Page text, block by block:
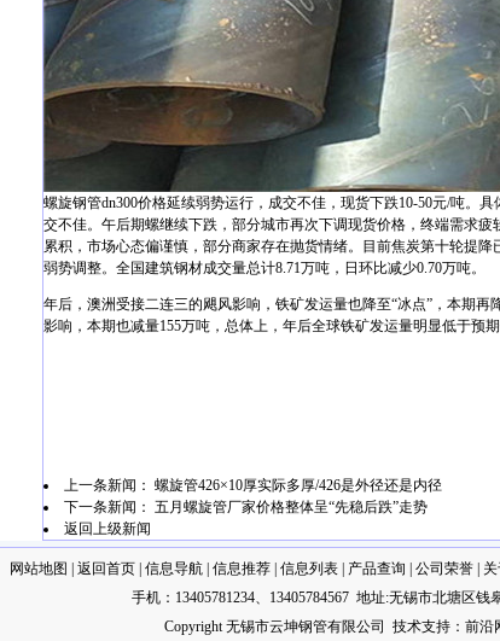
螺旋钢管dn300价格延续弱势运行，成交不佳，现货下跌10-50元/吨。
交不佳。午后期螺继续下跌，部分城市再次下调现货价格，终端需求
累积，市场心态偏谨慎，部分商家存在抛货情绪。目前焦炭第十轮提
弱势调整。全国建筑钢材成交量总计8.71万吨，日环比减少0.70万吨。
年后，澳洲受接二连三的飓风影响，铁矿发运量也降至“冰点”，本期
影响，本期也减量155万吨，总体上，年后全球铁矿发运量明显低于预
上一条新闻： 螺旋管426×10厚实际多厚/426是外径还是内径
下一条新闻： 五月螺旋管厂家价格整体呈“先稳后跌”走势
返回上级新闻
网站地图 返回首页 信息导航 信息推荐 信息列表 产品查询 公司荣誉
手机：13405781234、13405784567 地址:无锡市北塘区钱
Copyright 无锡市云坤钢管有限公司 技术支持： 前沿